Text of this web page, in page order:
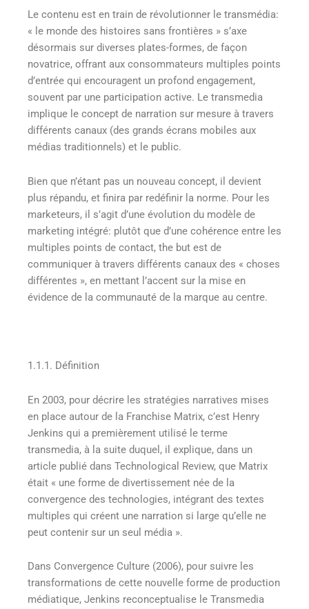
Le contenu est en train de révolutionner le transmédia:
« le monde des histoires sans frontières » s’axe
désormais sur diverses plates-formes, de façon
novatrice, offrant aux consommateurs multiples points
d’entrée qui encouragent un profond engagement,
souvent par une participation active. Le transmedia
implique le concept de narration sur mesure à travers
différents canaux (des grands écrans mobiles aux
médias traditionnels) et le public.
Bien que n’étant pas un nouveau concept, il devient
plus répandu, et finira par redéfinir la norme. Pour les
marketeurs, il s’agit d’une évolution du modèle de
marketing intégré: plutôt que d’une cohérence entre les
multiples points de contact, the but est de
communiquer à travers différents canaux des « choses
différentes », en mettant l’accent sur ​​la mise en
évidence de la communauté de la marque au centre.
1.1.1. Définition
En 2003, pour décrire les stratégies narratives mises
en place autour de la Franchise Matrix, c’est Henry
Jenkins qui a premièrement utilisé le terme
transmedia, à la suite duquel, il explique, dans un
article publié dans Technological Review, que Matrix
était « une forme de divertissement née de la
convergence des technologies, intégrant des textes
multiples qui créent une narration si large qu’elle ne
peut contenir sur un seul média ».
Dans Convergence Culture (2006), pour suivre les
transformations de cette nouvelle forme de production
médiatique, Jenkins reconceptualise le Transmedia